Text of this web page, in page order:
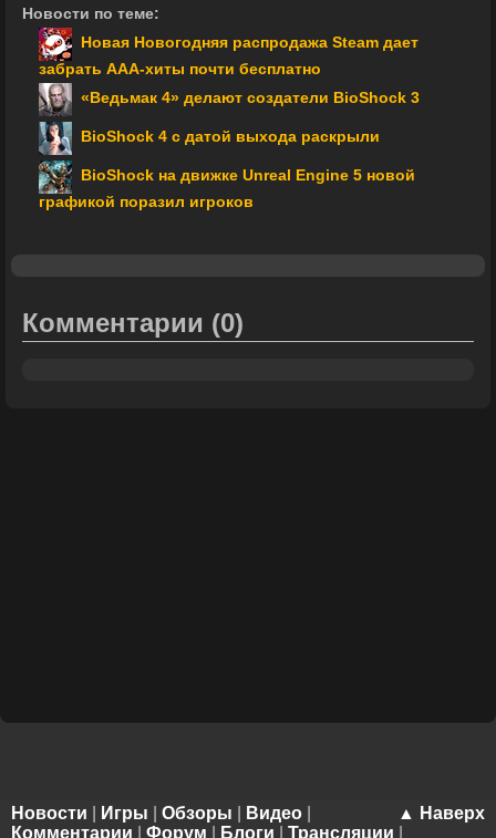
Новости по теме:
Новая Новогодняя распродажа Steam дает
забрать ААА-хиты почти бесплатно
«Ведьмак 4» делают создатели BioShock 3
BioShock 4 с датой выхода раскрыли
BioShock на движке Unreal Engine 5 новой
графикой поразил игроков
Комментарии (0)
▲ Наверх
Новости Игры Обзоры Видео
Комментарии
Форум Блоги Трансляции